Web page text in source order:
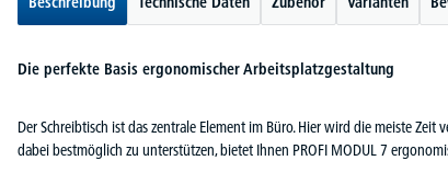
Die perfekte Basis ergonomischer Arbeitsplatzgestaltung
Der Schreibtisch ist das zentrale Element im Büro. Hier wird die meiste
dabei bestmöglich zu unterstützen, bietet Ihnen PROFI MODUL 7